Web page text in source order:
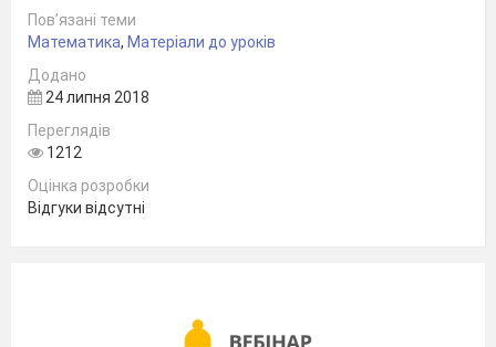
атмосферу така машина?
У вершинах квадратної клумби 4х4 (в
дециметрах) ростуть 4 кущі. Площу
клумби, не викопуючи кущів, хочуть
збільшити 2 рази. Як це зробити, і чому
дорівнюватиме площа нової клумби?
(Відповідь подайте в сантиметрах).
У наметовому таборі на площі в 1 га за 3
автограф площею 1дм ; 3) зламати до 10
Пов’язані теми
Математика, Матеріали до уроків
Додано
24 липня 2018
Переглядів
1212
Оцінка розробки
Відгуки відсутні